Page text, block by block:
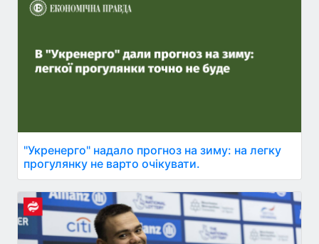
"Укренерго" надало прогноз на зиму: на легку
прогулянку не варто очікувати.